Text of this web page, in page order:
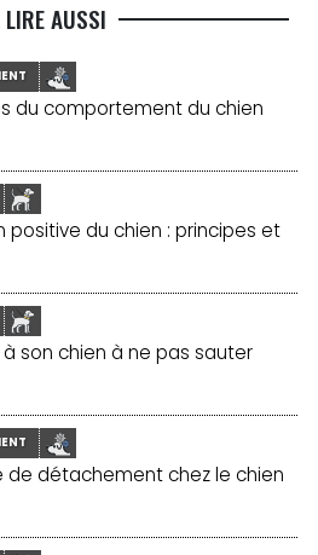
AUSSI
du comportement du chien
positive du chien : principes et
son chien à ne pas sauter
de détachement chez le chien